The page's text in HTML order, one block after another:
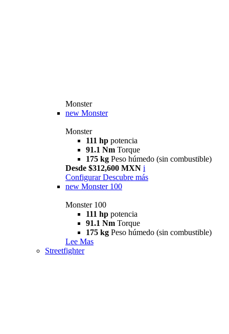
Monster
new Monster
Monster
111 hp potencia
91.1 Nm Torque
175 kg Peso húmedo (sin combustible)
Desde $312,600 MXN i
Configurar Descubre más
new Monster 100
Monster 100
111 hp potencia
91.1 Nm Torque
175 kg Peso húmedo (sin combustible)
Lee Mas
Streetfighter